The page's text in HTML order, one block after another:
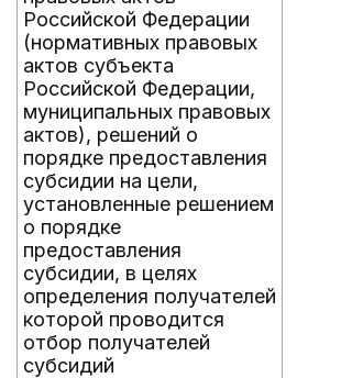
Российской Федерации
(нормативных правовых
актов субъекта
Российской Федерации,
муниципальных правовых
актов), решений о
порядке предоставления
субсидии на цели,
установленные решением
о порядке
предоставления
субсидии, в целях
определения получателей
которой проводится
отбор получателей
субсидий